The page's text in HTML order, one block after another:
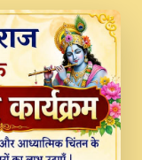
JI
Mata
By